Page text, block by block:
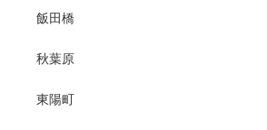
飯田橋
秋葉原
東陽町